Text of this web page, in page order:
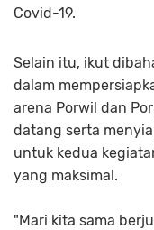
Covid-19.
Selain itu, ikut
dalam
arena Porwil dan
datang serta
untuk kedua
yang maksimal.
"Mari kita sama